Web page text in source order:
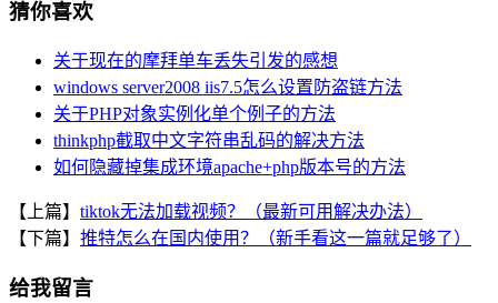
猜你喜欢
关于现在的摩拜单车丢失引发的感想
windows server2008 iis7.5怎么设置防盗链方法
关于PHP对象实例化单个例子的方法
thinkphp截取中文字符串乱码的解决方法
如何隐藏掉集成环境apache+php版本号的方法
【上篇】 tiktok无法加载视频？（最新可用解决办法）
【下篇】 推特怎么在国内使用？（新手看这一篇就足够了）
给我留言